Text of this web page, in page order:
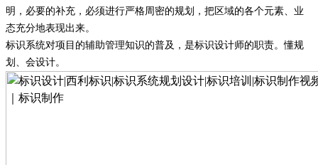
明，必要的补充，必须进行严格周密的规划，把区域的各个元素、业
态充分地表现出来。
标识系统对项目的辅助管理知识的普及，是标识设计师的职责。懂规
划、会设计。